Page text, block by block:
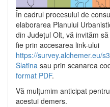
În cadrul procesului de
elaborarea Planului
din Județul Olt, vă invităm
fie prin accesarea link-ului
https://survey.alchemer.eu/
Slatina sau prin scanarea
format PDF.
Vă mulţumim anticipat
acestui demers.